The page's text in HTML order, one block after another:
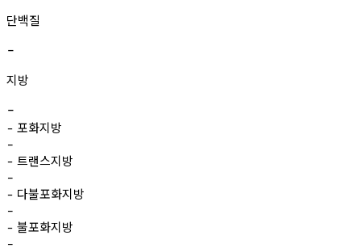
단백질
-
지방
-
- 포화지방
-
- 트랜스지방
-
- 다불포화지방
-
- 불포화지방
-